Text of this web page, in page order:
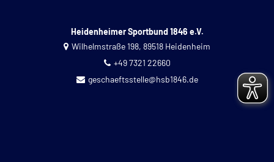
Heidenheimer Sportbund 1846 e.V.
Wilhelmstraße 198, 89518 Heidenheim
+49 7321 22660
geschaeftsstelle@hsb1846.de